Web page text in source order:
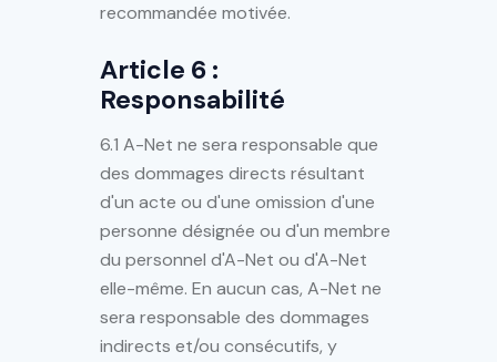
recommandée motivée.
Article 6 :
Responsabilité
6.1 A-Net ne sera responsable que
des dommages directs résultant
d'un acte ou d'une omission d'une
personne désignée ou d'un membre
du personnel d'A-Net ou d'A-Net
elle-même. En aucun cas, A-Net ne
sera responsable des dommages
indirects et/ou consécutifs, y